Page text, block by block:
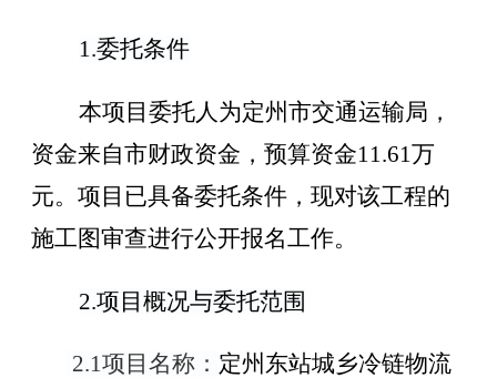
1.委托条件
本项目委托人为定州市交通运输局，
资金来自市财政资金，预算资金11.61万
元。项目已具备委托条件，现对该工程的
施工图审查进行公开报名工作。
2.项目概况与委托范围
2.1项目名称： 定州东站城乡冷链物流